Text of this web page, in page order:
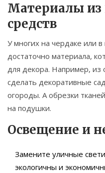
Материалы
средств
У многих на чердаке или в
достаточно материала,
для декора. Например, из
сделать декоративные
огороды. А обрезки
на подушки.
Освещение и
Замените уличные
экологичны и